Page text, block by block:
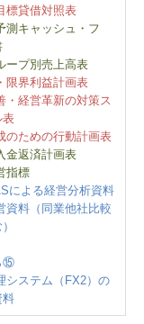
貸借対照表
キャッシュ・フ
プ別売上高表
界利益計画表
経営革新の対策ス
表
ための行動計画表
返済計画表
指標
による経営分析資料
料（同業他社比較
⑮
ステム（FX2）の
料